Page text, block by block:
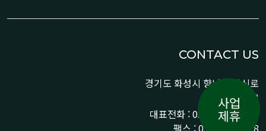
CONTACT US
경기도 화성시 향남읍 상신로
290-13
대표전화 : 031-359-9776 /
팩스 : 031-359-9778
사업
제휴